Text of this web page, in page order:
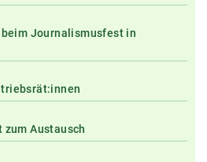
Journalismusfest in
Austausch